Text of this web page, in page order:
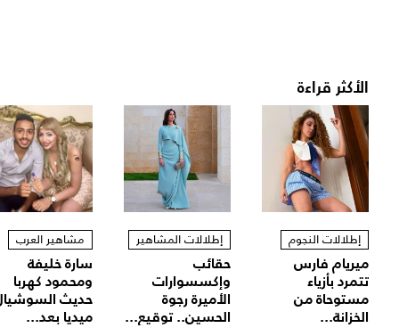
الأكثر قراءة
إطلالات النجوم
ميريام فارس
تتمرد بأزياء
مستوحاة من
الخزانة...
إطلالات المشاهير
حقائب
وإكسسوارات
الأميرة رجوة
الحسين.. توقيع...
مشاهير العرب
سارة خليفة
ومحمود كهربا
حديث
ميديا بعد...